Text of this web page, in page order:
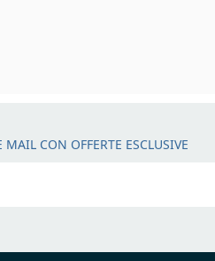
MAIL CON OFFERTE ESCLUSIVE